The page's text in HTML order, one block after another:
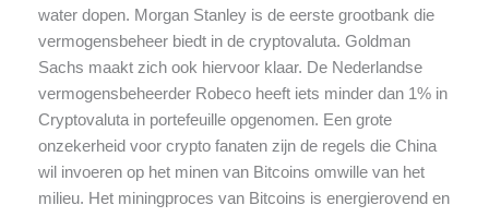
water dopen. Morgan Stanley is de eerste grootbank die
vermogensbeheer biedt in de cryptovaluta. Goldman
Sachs maakt zich ook hiervoor klaar. De Nederlandse
vermogensbeheerder Robeco heeft iets minder dan 1% in
Cryptovaluta in portefeuille opgenomen. Een grote
onzekerheid voor crypto fanaten zijn de regels die China
wil invoeren op het minen van Bitcoins omwille van het
milieu. Het miningproces van Bitcoins is energierovend en